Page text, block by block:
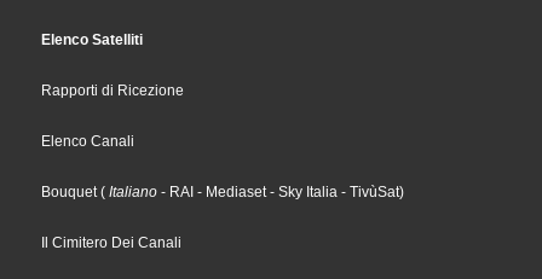
Elenco Satelliti
Rapporti di Ricezione
Elenco Canali
Bouquet( Italiano - RAI - Mediaset- Sky Italia - TivùSat)
Il Cimitero Dei Canali